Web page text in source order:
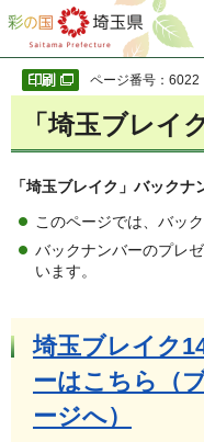
彩の国 埼玉県
ページ番号：6022
「埼玉ブレイ
「埼玉ブレイク」バックナ
このページでは、バッ
バックナンバーのプレ
います。
埼玉ブレイク
ーはこちら（
ージへ）